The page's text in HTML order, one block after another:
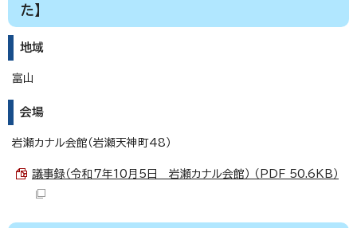
た】
地域
富山
会場
岩瀬カナル会館（岩瀬天神町48）
議事録（令和7年10月5日 岩瀬カナル会館） （PDF 50.6KB）